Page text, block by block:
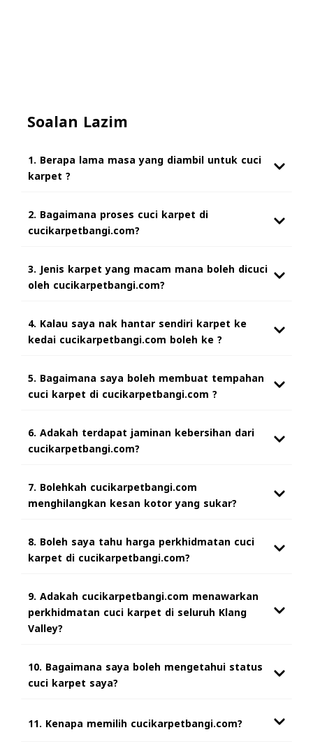
Soalan Lazim
1. Berapa lama masa yang diambil untuk cuci
karpet ?
2. Bagaimana proses cuci karpet di
cucikarpetbangi.com?
3. Jenis karpet yang macam mana boleh dicuci
oleh cucikarpetbangi.com?
4. Kalau saya nak hantar sendiri karpet ke
kedai cucikarpetbangi.com boleh ke ?
5. Bagaimana saya boleh membuat tempahan
cuci karpet di cucikarpetbangi.com ?
6. Adakah terdapat jaminan kebersihan dari
cucikarpetbangi.com?
7. Bolehkah cucikarpetbangi.com
menghilangkan kesan kotor yang sukar?
8. Boleh saya tahu harga perkhidmatan cuci
karpet di cucikarpetbangi.com?
9. Adakah cucikarpetbangi.com menawarkan
perkhidmatan cuci karpet di seluruh Klang
Valley?
10. Bagaimana saya boleh mengetahui status
cuci karpet saya?
11. Kenapa memilih cucikarpetbangi.com?